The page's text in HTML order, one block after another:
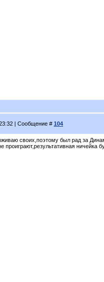
| Сообщение # 104
своих,поэтому был рад за
ничейка